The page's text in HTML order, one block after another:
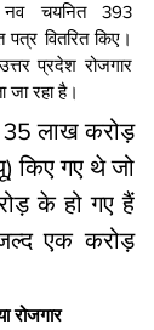
चयनित 393
पत्र वितरित किए।
प्रदेश रोजगार
रहा है।
35 लाख करोड़
किए गए थे जो
के हो गए हैं
एक करोड़
रोजगार